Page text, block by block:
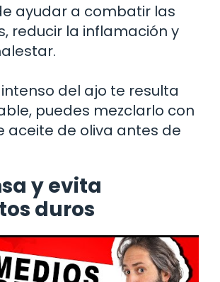
ayudar a combatir las
reducir la inflamación y
del ajo te resulta
puedes mezclarlo con
aceite de oliva antes de
y evita
duros